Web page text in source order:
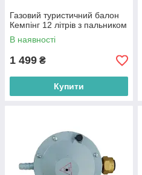
Газовий туристичний балон
Кемпінг 12 літрів з пальником
В наявності
1 499 ₴
Купити